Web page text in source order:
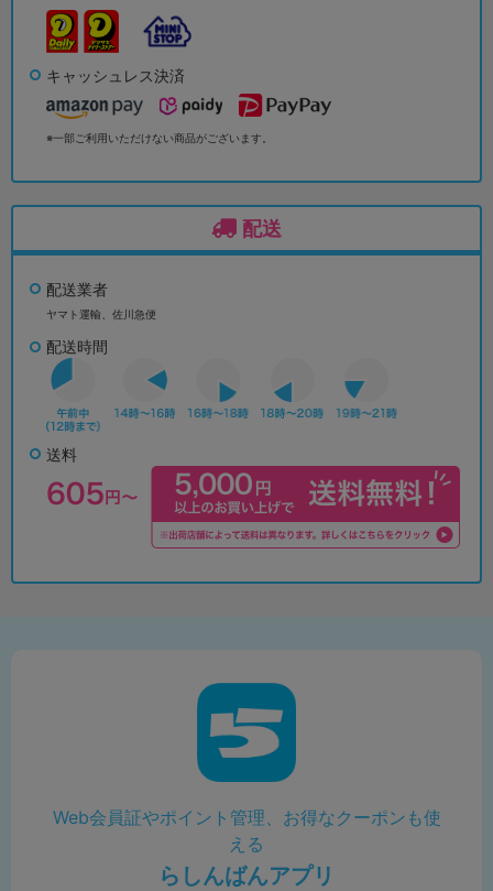
キャッシュレス決済
※一部ご利用いただけない商品がございます。
配送
配送業者
ヤマト運輸、佐川急便
配送時間
送料
Web会員証やポイント管理、お得なクーポンも使
える
らしんばんアプリ